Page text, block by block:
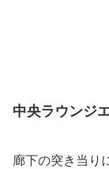
中央ラウンジ
廊下の突き当り